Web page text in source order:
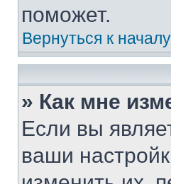
поможет.
Вернуться к началу
» Как мне
Если вы
ваши